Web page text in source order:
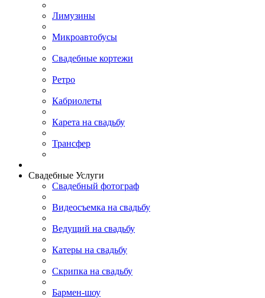
Лимузины
Микроавтобусы
Свадебные кортежи
Ретро
Кабриолеты
Карета на свадьбу
Трансфер
Свадебные Услуги
Свадебный фотограф
Видеосъемка на свадьбу
Ведущий на свадьбу
Катеры на свадьбу
Скрипка на свадьбу
Бармен-шоу